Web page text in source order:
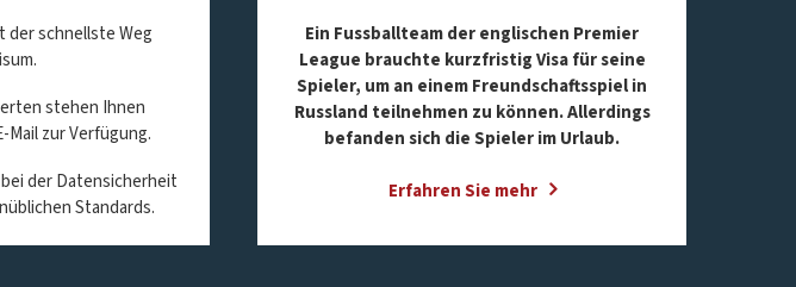
der schnellste Weg
stehen Ihnen
zur Verfügung.
der Datensicherheit
Standards.
Ein Fussballteam der englischen Premier
League brauchte kurzfristig Visa für seine
Spieler, um an einem Freundschaftsspiel in
Russland teilnehmen zu können. Allerdings
befanden sich die Spieler im Urlaub.
Erfahren Sie mehr